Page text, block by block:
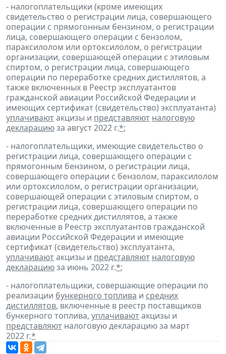
- налогоплательщики (кроме имеющих
свидетельство о регистрации лица, совершающего
операции с прямогонным бензином, о регистрации
лица, совершающего операции с бензолом,
параксилолом или ортоксилолом, о регистрации
организации, совершающей операции с этиловым
спиртом, о регистрации лица, совершающего
операции по переработке средних дистиллятов, а
также включенных в Реестр эксплуатантов
гражданской авиации Российской Федерации и
имеющих сертификат (свидетельство) эксплуатанта)
уплачиваютакцизы и представляют налоговую
декларациюза август 2022 г.*;
- налогоплательщики, имеющие свидетельство о
регистрации лица, совершающего операции с
прямогонным бензином, о регистрации лица,
совершающего операции с бензолом, параксилолом
или ортоксилолом, о регистрации организации,
совершающей операции с этиловым спиртом, о
регистрации лица, совершающего операции по
переработке средних дистиллятов, а также
включенные в Реестр эксплуатантов гражданской
авиации Российской Федерации и имеющие
сертификат (свидетельство) эксплуатанта,
уплачиваютакцизы и представляют налоговую
декларациюза июнь 2022 г.*;
- налогоплательщики, совершающие операции по
реализации бункерного топлива и средних
дистиллятов, включенные в реестр поставщиков
бункерного топлива, уплачиваютакцизы и
представляют налоговую декларацию за март
2022 г.*